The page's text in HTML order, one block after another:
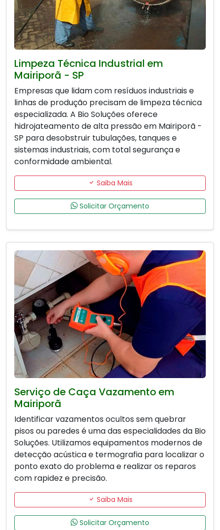
Limpeza Técnica Industrial em
Mairiporã - SP
Empresas que lidam com resíduos industriais e
linhas de produção precisam de limpeza técnica
especializada. A Bio Soluções oferece
hidrojateamento de alta pressão em Mairiporã -
SP para desobstruir tubulações, tanques e
sistemas industriais, com total segurança e
conformidade ambiental.
Saiba Mais
Solicitar Orçamento
Serviço de Caça Vazamento em
Mairiporã
Identificar vazamentos ocultos sem quebrar
pisos ou paredes é uma das especialidades da Bio
Soluções. Utilizamos equipamentos modernos de
detecção acústica e termografia para localizar o
ponto exato do problema e realizar os reparos
com rapidez e precisão.
Saiba Mais
Solicitar Orçamento